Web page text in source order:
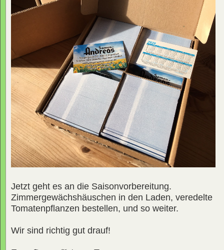
Jetzt geht es an die Saisonvorbereitung.
Zimmergewächshäuschen in den Laden, veredelte
Tomatenpflanzen bestellen, und so weiter.
Wir sind richtig gut drauf!